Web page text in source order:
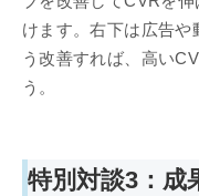
けます。右下は広告や
う改善すれば、高い
う。
特別対談3：成